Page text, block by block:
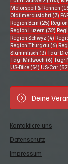
Motorsport & Rennen
Oldtimerausfahrt (7) 7
Region Bern (25) 25
Region Luzern (32) 32
Region Schwyz (4) 4
Region Thurgau (6) 6
Stammtisch (3) 3
Tag:
Tag: Mittwoch (6) 6
Tag:
US-Bike (54) 54 Beiträge
US-Car (52)
Deine
Kontaktiere uns
Datenschutz
Impressum